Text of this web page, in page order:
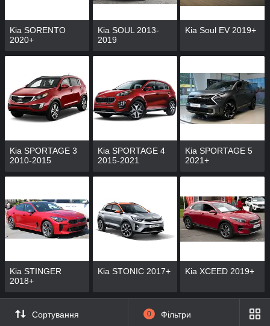
Kia SORENTO
2020+
Kia SOUL 2013-
2019
Kia Soul EV 2019+
Kia SPORTAGE 3
2010-2015
Kia SPORTAGE 4
2015-2021
Kia SPORTAGE 5
2021+
Kia STINGER
2018+
Kia STONIC 2017+ Kia XCEED 2019+
Сортування 0 Фільтри